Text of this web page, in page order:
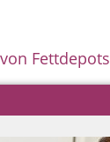
Fettdepots